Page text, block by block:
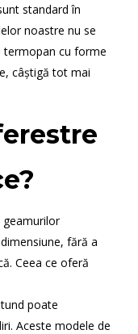
standard în
noastre nu se
termopan cu forme
câștigă tot mai
geamurilor
fără a
Ceea ce oferă
poate
Aceste modele de